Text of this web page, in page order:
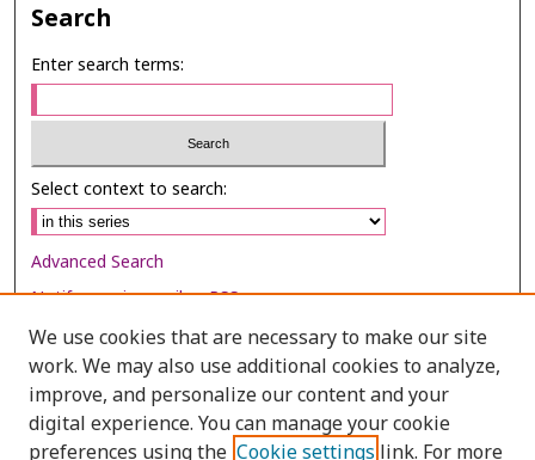
Search
Enter search terms:
Select context to search:
Advanced Search
Notify me via email orRSS
Browse
Collections
Disciplines
We use cookies that are necessary to make our site
work. We may also use additional cookies to analyze,
improve, and personalize our content and your
digital experience. You can manage your cookie
preferences using the Cookie settings link. For more